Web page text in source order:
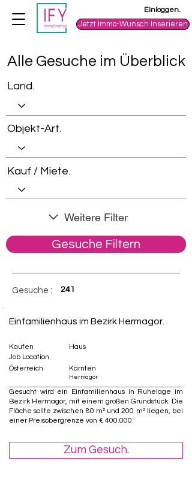
Jetzt Immo-Wunsch Inserieren
Einloggen.
Alle Gesuche im Überblick
Land.
Objekt-Art.
Kauf / Miete.
Weitere Filter
Gesuche Filtern
Gesuche : 241
Einfamilienhaus im Bezirk Hermagor.
Kaufen
Haus
Job Location
Österreich
Kärnten
Hermagor
Gesucht wird ein Einfamilienhaus in Ruhelage im
Bezirk Hermagor, mit einem großen Grundstück. Die
Fläche sollte zwischen 80 m² und 200 m² liegen, bei
einer Preisobergrenze von € 400.000.
Zum Gesuch.